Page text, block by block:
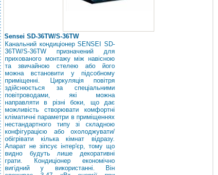
Sensei SD-36TW/S-36TW
Канальний кондиціонер SENSEI SD-
36TW/S-36TW призначений для
прихованого монтажу між навісною
та звичайною стелею або його
можна встановити у підсобному
приміщенні. Циркуляція повітря
здійснюється за спеціальними
повітроводами, які можна
направляти в різні боки, що дає
можливість створювати комфортні
кліматичні параметри в приміщеннях
нестандартного типу зі складною
конфігурацією або охолоджувати/
обігрівати кілька кімнат відразу.
Апарат не зіпсує інтер'єр, тому що
видно будуть лише декоративні
грати. Кондиціонер економічно
вигідний у використанні. Він